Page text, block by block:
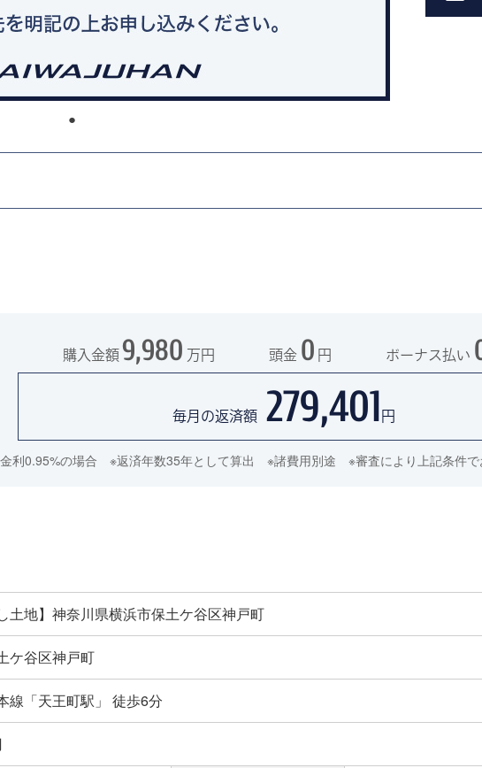
購入金額 9,980 万円 頭金 0 円 ボーナス払い
毎月の返済額 279,401 円
利0.95%の場合 ※返済年数35年として算出 ※諸費用別途 ※審査により上記条件で
土地】神奈川県横浜市保土ケ谷区神戸町
ケ谷区神戸町
線「天王町駅」 徒歩6分